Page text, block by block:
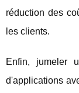
réduction des
les clients.
Enfin, jumeler
d'applications